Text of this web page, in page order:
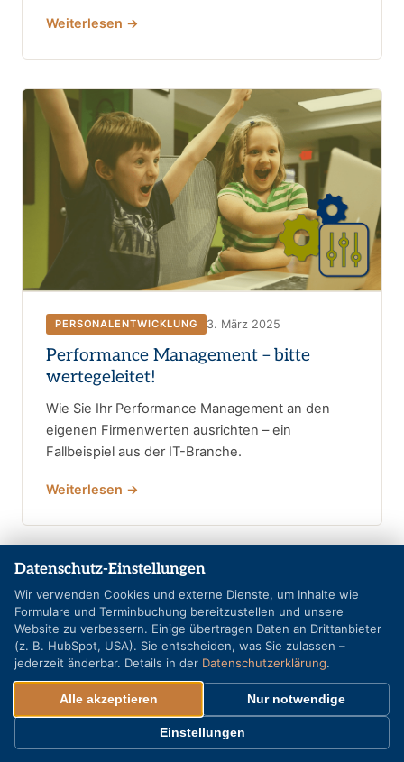
Weiterlesen →
PERSONALENTWICKLUNG 3. März 2025
Performance Management – bitte
wertegeleitet!
Wie Sie Ihr Performance Management an den
eigenen Firmenwerten ausrichten – ein
Fallbeispiel aus der IT-Branche.
Weiterlesen →
Datenschutz-Einstellungen
Wir verwenden Cookies und externe Dienste, um Inhalte wie
Formulare und Terminbuchung bereitzustellen und unsere
Website zu verbessern. Einige übertragen Daten an Drittanbieter
(z. B. HubSpot, USA). Sie entscheiden, was Sie zulassen –
jederzeit änderbar. Details in der Datenschutzerklärung.
Alle akzeptieren Nur notwendige
Einstellungen